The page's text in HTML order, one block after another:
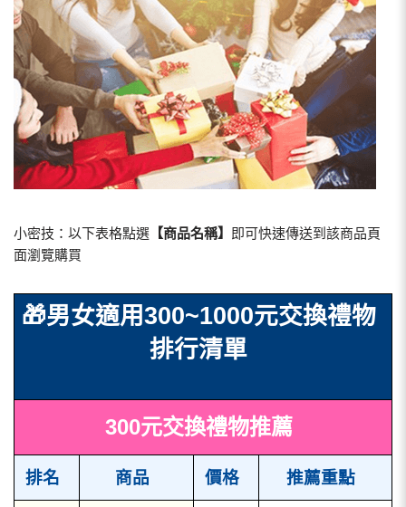
小密技：以下表格點選 【商品名稱】
即可快速傳送到該商品頁
面瀏覽購買
🎁男女適用300~1000元交換禮物
排行清單
300元交換禮物推薦
排名 商品 價格 推薦重點